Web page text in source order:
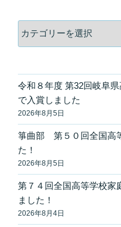
テ
ー
令和８年度 第32回岐阜
で入賞しました
2026年8月5日
箏曲部 第５０回全国高
た！
2026年8月5日
第７４回全国高等学校家
ました！
2026年8月4日